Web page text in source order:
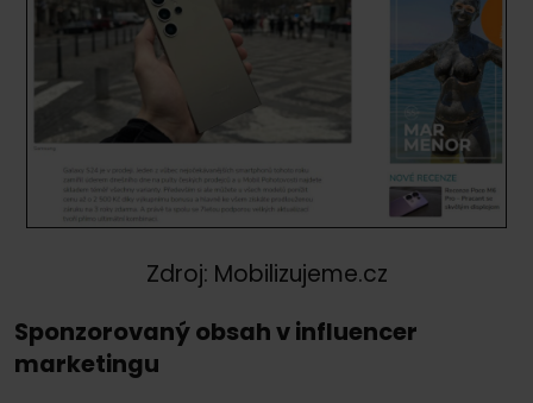
Zdroj: Mobilizujeme.cz
Sponzorovaný obsah v influencer
marketingu